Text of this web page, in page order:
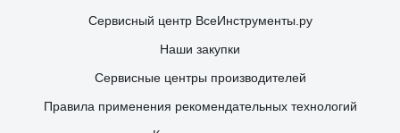
Сервисный центр ВсеИнструменты.ру
Наши закупки
Сервисные центры производителей
Правила применения рекомендательных технологий